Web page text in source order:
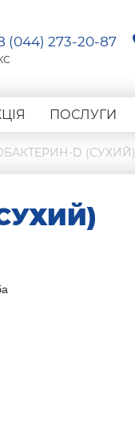
(044) 273-20-87
ПОСЛУГИ
D (СУХИЙ)